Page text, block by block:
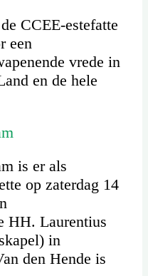
CCEE-estefatte
een
vrede in
en de hele
is er als
op zaterdag 14
HH. Laurentius
in
den Hende is